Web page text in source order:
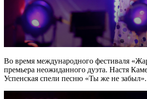
Во время международного фестиваля
премьера неожиданного дуэта. Настя
Успенская спели песню «Ты же не забыл».